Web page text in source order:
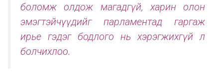
боломж олдож магадгүй, харин олон
эмэгтэйчүүдийг парламентад гаргаж
ирье гэдэг бодлого нь хэрэгжихгүй л
болчихлоо.